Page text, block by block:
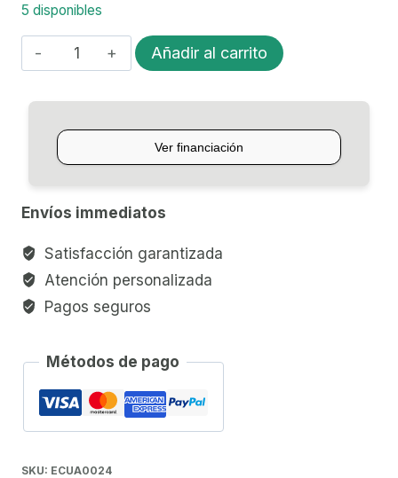
5 disponibles
ECUALIZADOR
P/UKELELE
1
cantidad
Añadir al carrito
Envíos immediatos
Satisfacción garantizada
Atención personalizada
Pagos seguros
Métodos de pago
SKU: ECUA0024